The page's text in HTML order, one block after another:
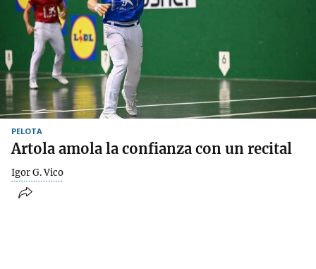
PELOTA
Artola amola la confianza con un recital
Igor G. Vico